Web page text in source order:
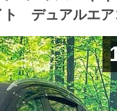
デュアルエア